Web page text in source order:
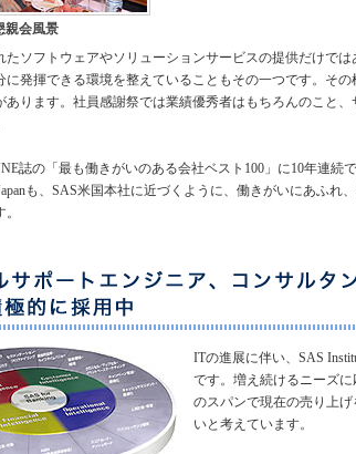
親会風景
たソフトウェアやソリューションサービスの提供だけで
に発揮できる環境を整えていることもその一つです。そ
あります。社員感謝祭では業績優秀者はもちろんのこと
誌の「最も働きがいのある会社ベスト100」に10年連続
も、SAS米国本社に近づくように、働きがいにあふれ
ITの進展に伴い、SAS
です。増え続けるニーズに
のスパンで現在の売り上
いと考えています。